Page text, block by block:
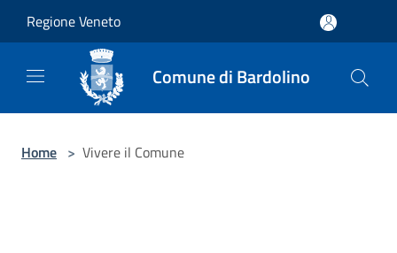
Regione Veneto
Comune di Bardolino
Home > Vivere il Comune